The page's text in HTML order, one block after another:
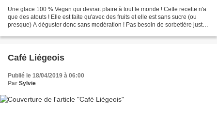
Une glace 100 % Vegan qui devrait plaire à tout le monde ! Cette recette n'a
que des atouts ! Elle est faite qu'avec des fruits et elle est sans sucre (ou
presque) A déguster donc sans modération ! Pas besoin de sorbetière juste
Café Liégeois
Publié le 18/04/2019 à 06:00
Par Sylvie